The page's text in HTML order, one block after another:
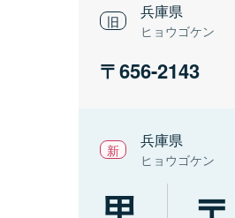
兵庫県
ヒョウゴケン
656-2143
兵庫県
ヒョウゴケン